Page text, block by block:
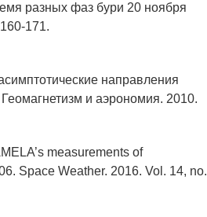
разных фаз бури 20 ноября
171.
направления
и аэрономия. 2010.
measurements of
Space Weather. 2016. Vol. 14, no.